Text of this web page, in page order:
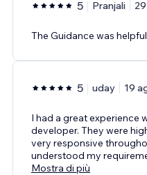
5 Pranjali
The Guidance was
5 uday 19
I had a great experience
developer. They were
very responsive
understood my
Mostra di più